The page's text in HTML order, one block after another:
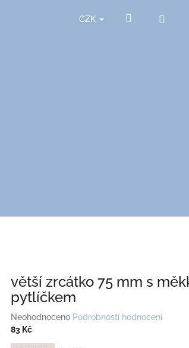
CZK Hledat
větší zrcátko 75 mm s
pytlíčkem
Průměrné
hodnocení
Neohodnoceno Podrobnosti hodnocení
83 Kč
Měrná